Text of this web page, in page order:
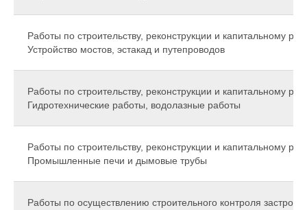
Работы по строительству, реконструкции и капитальному
Устройство мостов, эстакад и путепроводов
Работы по строительству, реконструкции и капитальному
Гидротехнические работы, водолазные работы
Работы по строительству, реконструкции и капитальному
Промышленные печи и дымовые трубы
Работы по осуществлению строительного контроля